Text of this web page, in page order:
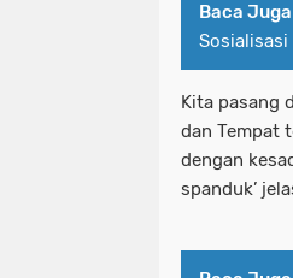
Baca
Sosialisasi
Kita pasang
dan Tempat
dengan
spanduk’